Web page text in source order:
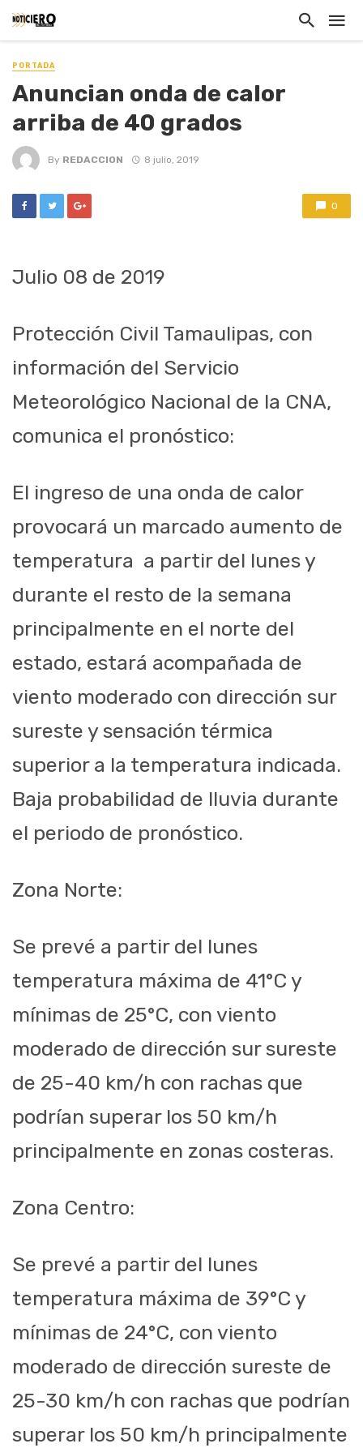
PORTADA
Anuncian onda de calor
arriba de 40 grados
By REDACCION 8 julio, 2019
0
Julio 08 de 2019
Protección Civil Tamaulipas, con
información del Servicio
Meteorológico Nacional de la CNA,
comunica el pronóstico:
El ingreso de una onda de calor
provocará un marcado aumento de
temperatura a partir del lunes y
durante el resto de la semana
principalmente en el norte del
estado, estará acompañada de
viento moderado con dirección sur
sureste y sensación térmica
superior a la temperatura indicada.
Baja probabilidad de lluvia durante
el periodo de pronóstico.
Zona Norte:
Se prevé a partir del lunes
temperatura máxima de 41°C y
mínimas de 25°C, con viento
moderado de dirección sur sureste
de 25-40 km/h con rachas que
podrían superar los 50 km/h
principalmente en zonas costeras.
Zona Centro:
Se prevé a partir del lunes
temperatura máxima de 39°C y
mínimas de 24°C, con viento
moderado de dirección sureste de
25-30 km/h con rachas que podrían
superar los 50 km/h principalmente